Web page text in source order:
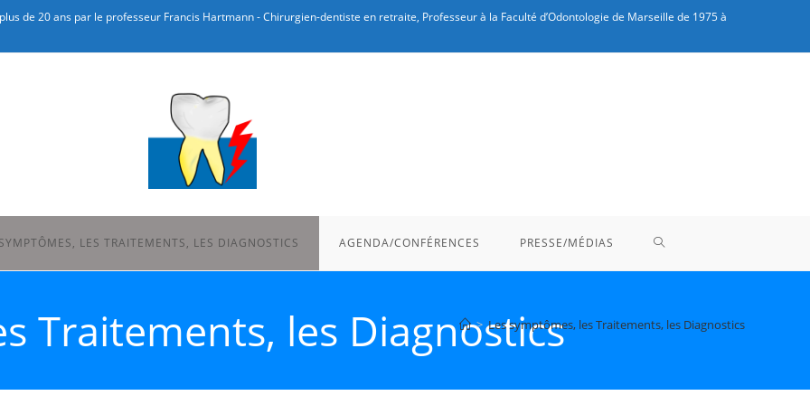
de 20 ans par le professeur Francis Hartmann - Chirurgien-dentiste en retraite, Professeur à la Faculté d’Odontologie de Marseille de 1975 à
LES TRAITEMENTS, LES DIAGNOSTICS AGENDA/CONFÉRENCES PRESSE/MÉDIAS TOGGLE
Traitements, les Diagnostics
> Les symptômes, les Traitements, les Diagnostics